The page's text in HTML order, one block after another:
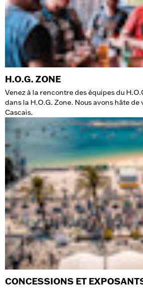
H.O.G. ZONE
Venez à la rencontre des équipes du
dans la H.O.G. Zone. Nous avons hâte de
Cascais.
CONCESSIONS ET